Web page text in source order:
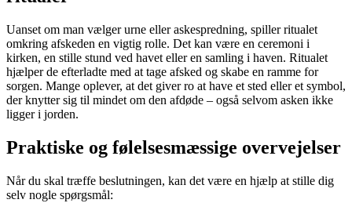
Uanset om man vælger urne eller askespredning, spiller ritualet
omkring afskeden en vigtig rolle. Det kan være en ceremoni i
kirken, en stille stund ved havet eller en samling i haven. Ritualet
hjælper de efterladte med at tage afsked og skabe en ramme for
sorgen. Mange oplever, at det giver ro at have et sted eller et symbol,
der knytter sig til mindet om den afdøde – også selvom asken ikke
ligger i jorden.
Praktiske og følelsesmæssige overvejelser
Når du skal træffe beslutningen, kan det være en hjælp at stille dig
selv nogle spørgsmål: